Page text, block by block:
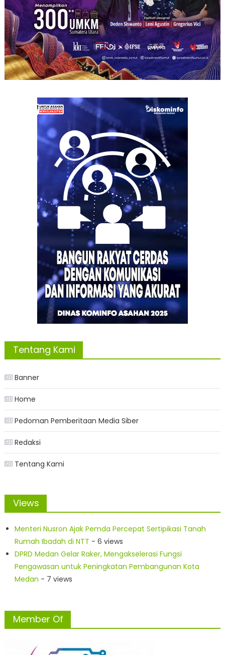
Tentang Kami
Banner
Home
Pedoman Pemberitaan Media Siber
Redaksi
Tentang Kami
Views
Menteri Nusron Ajak Pemda Percepat Sertipikasi Tanah
Rumah Ibadah di NTT - 6 views
DPRD Medan Gelar Raker, Mengakselerasi Fungsi
Pengawasan untuk Peningkatan Pembangunan Kota
Medan - 7 views
Member Of